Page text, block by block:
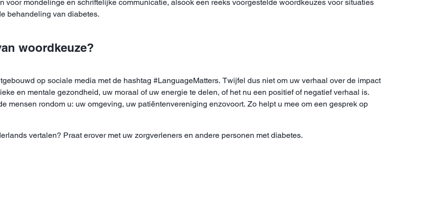
voor mondelinge en schriftelijke communicatie, alsook een reeks voorgestelde woordkeuzes voor situaties
behandeling van diabetes.
woordkeuze?
op sociale media met de hashtag #LanguageMatters. Twijfel dus niet om uw verhaal over de impact
en mentale gezondheid, uw moraal of uw energie te delen, of het nu een positief of negatief verhaal is.
mensen rondom u: uw omgeving, uw patiëntenvereniging enzovoort. Zo helpt u mee om een gesprek op
vertalen? Praat erover met uw zorgverleners en andere personen met diabetes.